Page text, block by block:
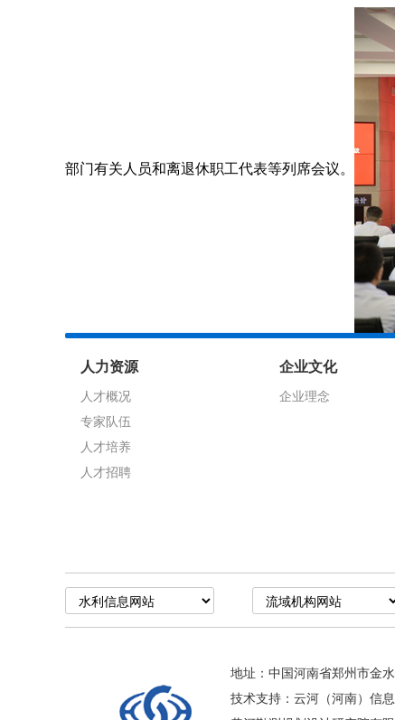
部门有关人员和离退休职工代表等列席会议。
人力资源
人才概况
专家队伍
人才培养
人才招聘
企业文化
企业理念
地址：中国河南省郑州市
技术支持：云河（河南）信